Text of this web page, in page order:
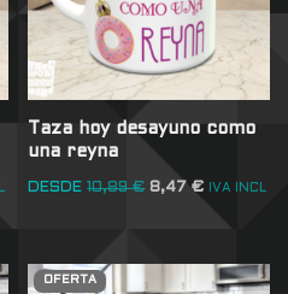
Taza hoy desayuno como
una reyna
DESDE 10,89€ 8,47€ IVA INCL
OFERTA